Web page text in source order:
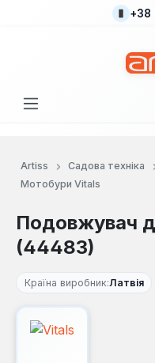
Перейти до основного
+38
Artiss Садова техніка
Мотобури Vitals
Подовжувач
(44483)
Країна виробник:Латвія